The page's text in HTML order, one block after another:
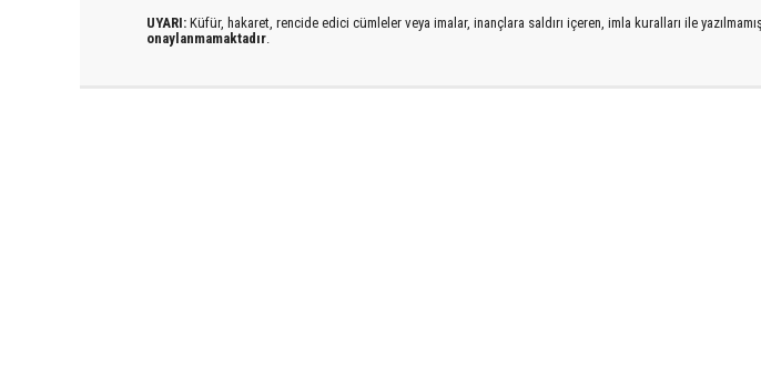
UYARI: Küfür, hakaret, rencide edici cümleler veya imalar, inançlara saldırı içeren, imla kuralları ile
onaylanmamaktadır.